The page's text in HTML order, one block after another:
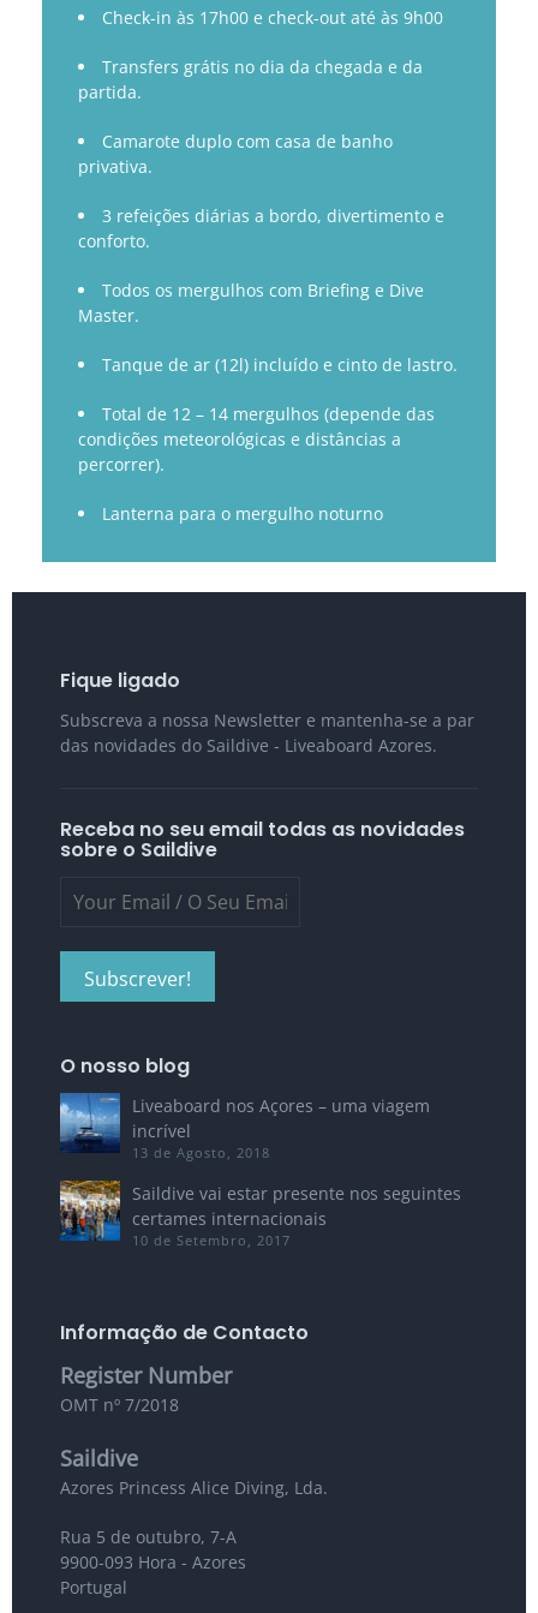
Check-in às 17h00 e check-out até às 9h00
Transfers grátis no dia da chegada e da
partida.
Camarote duplo com casa de banho
privativa.
3 refeições diárias a bordo, divertimento e
conforto.
Todos os mergulhos com Briefing e Dive
Master.
Tanque de ar (12l) incluído e cinto de lastro.
Total de 12 – 14 mergulhos (depende das
condições meteorológicas e distâncias a
percorrer).
Lanterna para o mergulho noturno
Fique ligado
Subscreva a nossa Newsletter e mantenha-se a par
das novidades do Saildive - Liveaboard Azores.
Receba no seu email todas as novidades
sobre o Saildive
O nosso blog
Liveaboard nos Açores – uma viagem
incrível
13 de Agosto, 2018
Saildive vai estar presente nos seguintes
certames internacionais
10 de Setembro, 2017
Informação de Contacto
Register Number
OMT nº 7/2018
Saildive
Azores Princess Alice Diving, Lda.
Rua 5 de outubro, 7-A
9900-093 Hora - Azores
Portugal